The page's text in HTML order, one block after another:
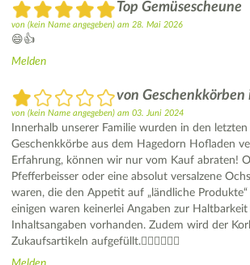
Top Gemüsescheune
von (kein Name angegeben) am 28. Mai 2026
😄👍
Melden
von
von (kein Name angegeben) am 03. Juni 2024
Innerhalb unserer Familie wurden in den
Geschenkkörbe aus dem Hagedorn Hofladen
Erfahrung, können wir nur vom Kauf abraten!
Pfefferbeisser oder eine absolut versalzene
waren, die den Appetit auf „ländliche
einigen waren keinerlei Angaben zur Haltbarkeit
Inhaltsangaben vorhanden. Zudem wird der
Zukaufsartikeln aufgefüllt.👎🏻👎🏻👎🏻